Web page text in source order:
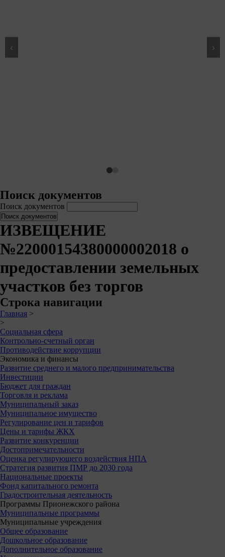
‹ ›
Поиск документов
Поиск документов
ИЗВЕЩЕНИЕ
№22000154380000002018 о
предоставлении земельных
участков без торгов
Строка навигации
Главная >
>
Социальная сфера
Контрольно-счетный орган
Противодействие коррупции
Экономика и финансы
Развитие среднего и малого предпринимательства
Инвестиции
Бюджет для граждан
Торговля и реклама
Муниципальный заказ
Муниципальное имущество
Регулирование цен и тарифов
Цены и тарифы ЖКХ
Развитие конкуренции
Достопримечательности
Оценка регулирующего воздействия НПА
Стратегия развития ПМР до 2030 года
Национальные проекты
Фонд капитального ремонта
Градостроительная деятельность
Программы Прионежского района
Муниципальные программы
Муниципальные учреждения
Общее образование
Дошкольное образование
Дополнительное образование